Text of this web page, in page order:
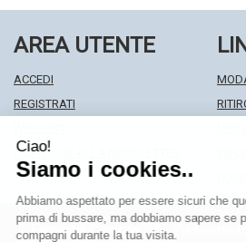
AREA UTENTE
ACCEDI
REGISTRATI
ISCRIZIONE ALLA NEWSLETTER
Farmacia Centrale Srl- Via Matteotti